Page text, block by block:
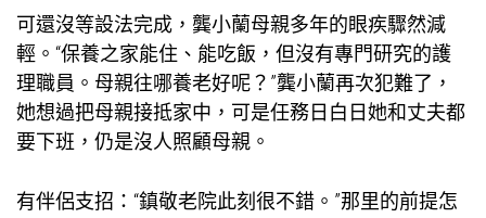
可還沒等設法完成，龔小蘭母親多年的眼疾驟然減
輕。“保養之家能住、能吃飯，但沒有專門研究的護
理職員。母親往哪養老好呢？”龔小蘭再次犯難了，
她想過把母親接抵家中，可是任務日白日她和丈夫都
要下班，仍是沒人照顧母親。
有伴侶支招：“鎮敬老院此刻很不錯。”那里的前提怎